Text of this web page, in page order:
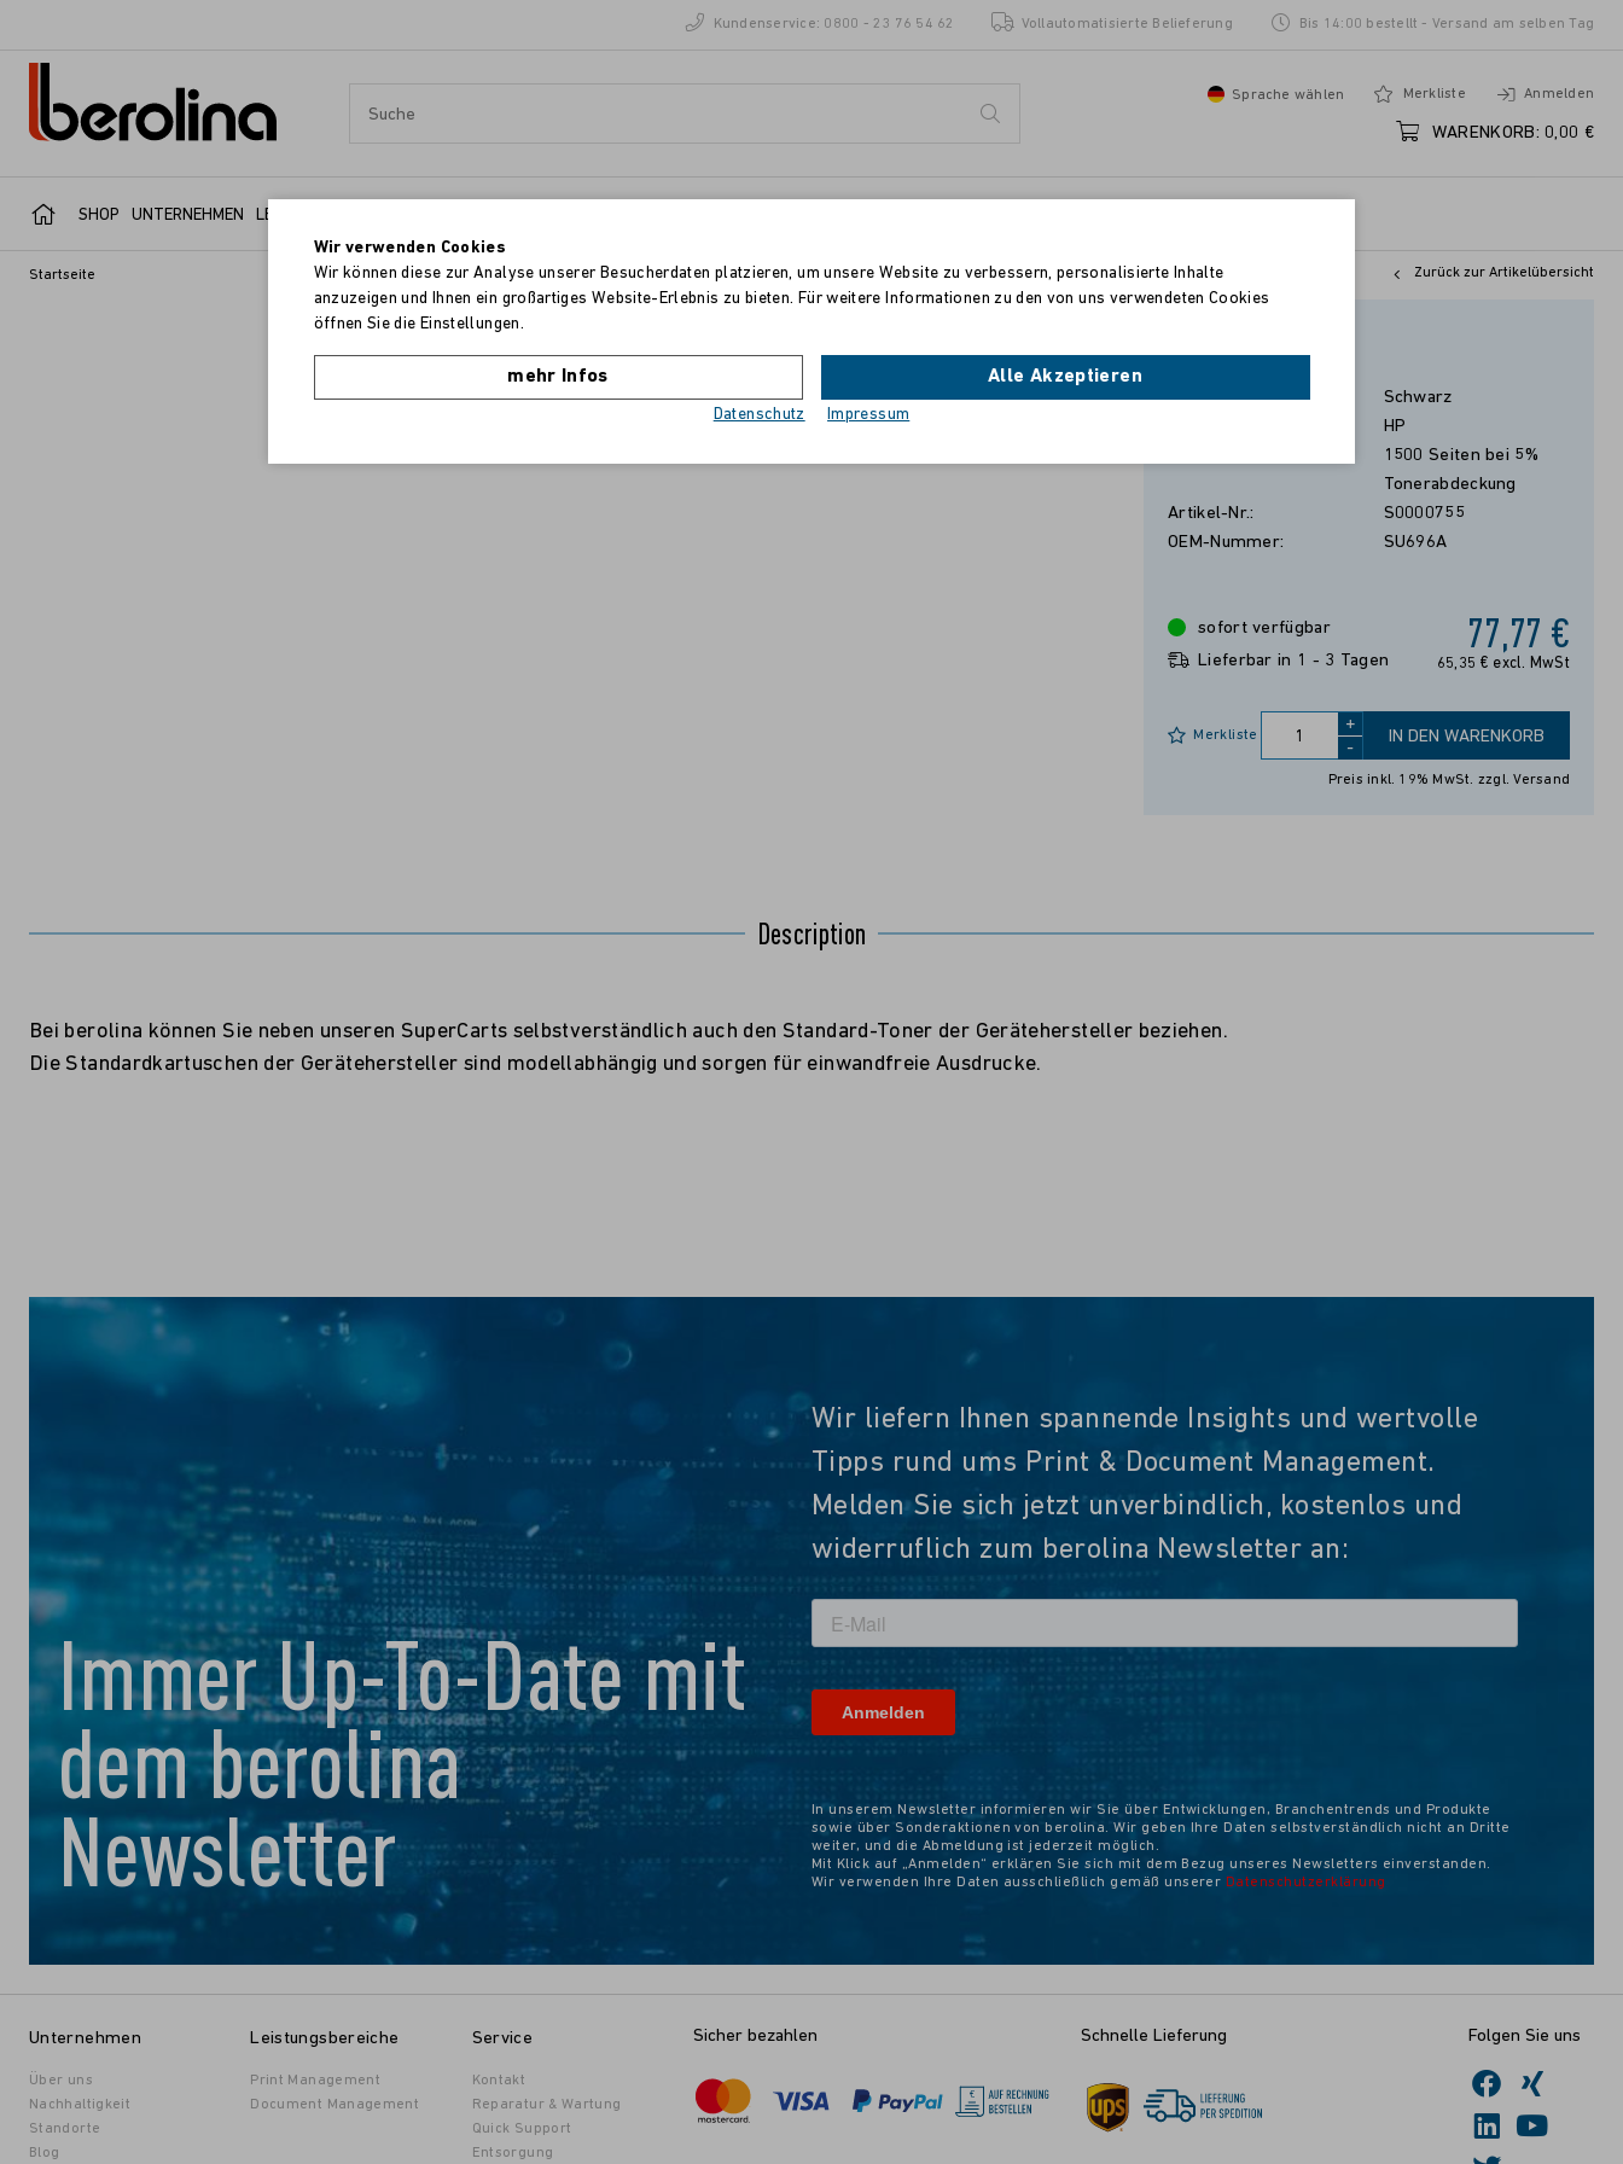
Kundenservice: 0800 - 23 76 54 62 Vollautomatisierte Belieferung Bis 14:00 bestellt - Versand am selben Tag
Sprache wählen Merkliste Anmelden
WARENKORB: 0,00 €
SHOP UNTERNEHMEN LEISTUNGSBEREICHE
Startseite Zurück zur Artikelübersicht
Farbe:
Schwarz
HP
1500 Seiten bei 5%
Tonerabdeckung
Artikel-Nr.:
S0000755
OEM-Nummer:
SU696A
77,77 €
65,35 € excl. MwSt
sofort verfügbar
Lieferbar in 1 - 3 Tagen
+
-
IN DEN WARENKORB
Merkliste
Preis inkl. 19% MwSt. zzgl. Versand
Description
Bei berolina können Sie neben unseren SuperCarts selbstverständlich auch den Standard-Toner der Gerätehersteller beziehen.
Die Standardkartuschen der Gerätehersteller sind modellabhängig und sorgen für einwandfreie Ausdrucke.
Immer Up-To-Date mit
dem berolina
Newsletter
Wir liefern Ihnen spannende Insights und wertvolle
Tipps rund ums Print & Document Management.
Melden Sie sich jetzt unverbindlich, kostenlos und
widerruflich zum berolina Newsletter an:
In unserem Newsletter informieren wir Sie über Entwicklungen, Branchentrends und Produkte
sowie über Sonderaktionen von berolina. Wir geben Ihre Daten selbstverständlich nicht an Dritte
weiter, und die Abmeldung ist jederzeit möglich.
Mit Klick auf „Anmelden“ erklären Sie sich mit dem Bezug unseres Newsletters einverstanden.
Wir verwenden Ihre Daten ausschließlich gemäß unserer Datenschutzerklärung
Unternehmen
Über uns
Nachhaltigkeit
Standorte
Blog
Leistungsbereiche
Print Management
Document Management
Service
Kontakt
Reparatur & Wartung
Quick Support
Entsorgung
Sicher bezahlen Schnelle Lieferung Folgen Sie uns
Wir verwenden Cookies
Wir können diese zur Analyse unserer Besucherdaten platzieren, um unsere Website zu verbessern, personalisierte Inhalte
anzuzeigen und Ihnen ein großartiges Website-Erlebnis zu bieten. Für weitere Informationen zu den von uns verwendeten Cookies
öffnen Sie die Einstellungen.
mehr Infos Alle Akzeptieren
Datenschutz Impressum